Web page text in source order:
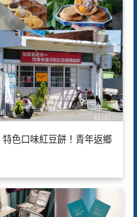
特色口味紅豆餅！青年返鄉